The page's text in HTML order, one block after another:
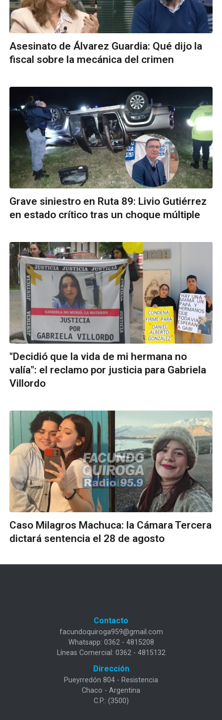
Asesinato de Álvarez Guardia: Qué dijo la
fiscal sobre la mecánica del crimen
Grave siniestro en Ruta 89: Livio Gutiérrez
en estado crítico tras un choque múltiple
"Decidió que la vida de mi hermana no
valía": el reclamo por justicia para Gabriela
Villordo
Caso Milagros Machuca: la Cámara Tercera
dictará sentencia el 28 de agosto
Contacto
facundoquiroga959@gmail.com
Whatsapp: 0362 - 4815208
Líneas Comercial: 0362 - 4815132
Dirección
Pueyrredón 804 - Resistencia
Chaco - Argentina
C.P.: (3500)